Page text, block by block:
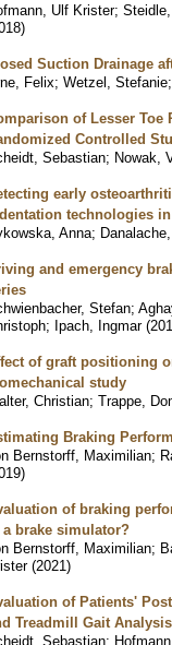
Ulf Krister;
)
Suction Drainage
Felix; Wetzel, Stefanie
of Lesser
Controlled
Sebastian; Nowak,
early
technologies
Anna;
and emergency
Stefan;
; Ipach, Ingmar (
of graft positioning
study
Christian; Trappe,
Braking
Bernstorff, Maximilian;
)
of braking
a brake simulator?
Bernstorff, Maximilian;
(2021)
of Patients'
Treadmill Gait Analysis
Sebastian;